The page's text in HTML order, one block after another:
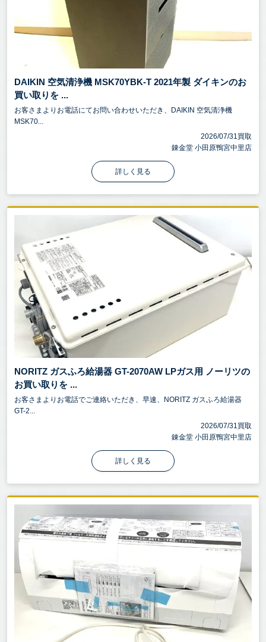
DAIKIN 空気清浄機 MSK70YBK-T 2021年製 ダイキンのお
買い取りを ...
お客さまよりお電話にてお問い合わせいただき、DAIKIN 空気清浄機
MSK70...
2026/07/31買取
錬金堂 小田原鴨宮中里店
詳しく見る
NORITZ ガスふろ給湯器 GT-2070AW LPガス用 ノーリツの
お買い取りを ...
お客さまよりお電話でご連絡いただき、早速、NORITZ ガスふろ給湯器
GT-2...
2026/07/31買取
錬金堂 小田原鴨宮中里店
詳しく見る